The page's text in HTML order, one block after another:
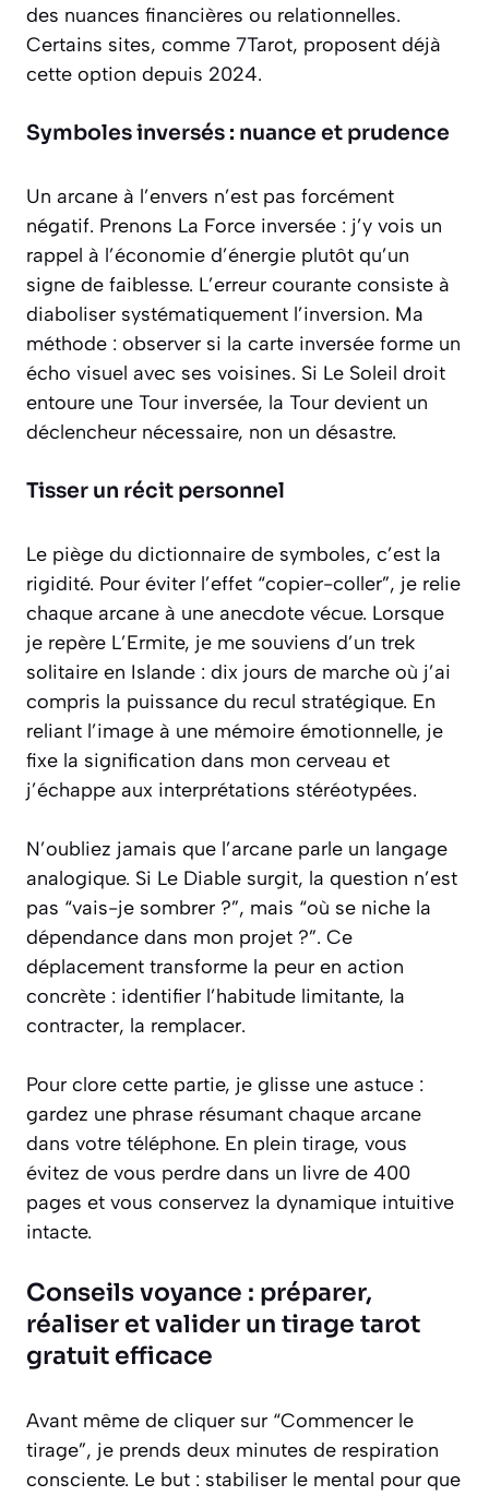
des nuances financières ou relationnelles.
Certains sites, comme 7Tarot, proposent déjà
cette option depuis 2024.
Symboles inversés : nuance et prudence
Un arcane à l’envers n’est pas forcément
négatif. Prenons La Force inversée : j’y vois un
rappel à l’économie d’énergie plutôt qu’un
signe de faiblesse. L’erreur courante consiste à
diaboliser systématiquement l’inversion. Ma
méthode : observer si la carte inversée forme un
écho visuel avec ses voisines. Si Le Soleil droit
entoure une Tour inversée, la Tour devient un
déclencheur nécessaire, non un désastre.
Tisser un récit personnel
Le piège du dictionnaire de symboles, c’est la
rigidité. Pour éviter l’effet “copier-coller”, je relie
chaque arcane à une anecdote vécue. Lorsque
je repère L’Ermite, je me souviens d’un trek
solitaire en Islande : dix jours de marche où j’ai
compris la puissance du recul stratégique. En
reliant l’image à une mémoire émotionnelle, je
fixe la signification dans mon cerveau et
j’échappe aux interprétations stéréotypées.
N’oubliez jamais que l’arcane parle un langage
analogique. Si Le Diable surgit, la question n’est
pas “vais-je sombrer ?”, mais “où se niche la
dépendance dans mon projet ?”. Ce
déplacement transforme la peur en action
concrète : identifier l’habitude limitante, la
contracter, la remplacer.
Pour clore cette partie, je glisse une astuce :
gardez une phrase résumant chaque arcane
dans votre téléphone. En plein tirage, vous
évitez de vous perdre dans un livre de 400
pages et vous conservez la dynamique intuitive
intacte.
Conseils voyance : préparer,
réaliser et valider un tirage tarot
gratuit efficace
Avant même de cliquer sur “Commencer le
tirage”, je prends deux minutes de respiration
consciente. Le but : stabiliser le mental pour que